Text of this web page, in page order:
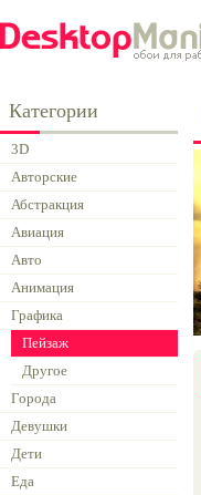
Категории
3D
Авторские
Абстракция
Авиация
Авто
Анимация
Графика
Пейзаж
Другое
Города
Девушки
Дети
Еда